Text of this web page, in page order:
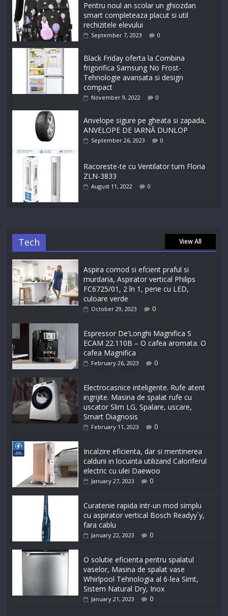
Pentru noul an scolar un ghiozdan
smart completeaza placut si util
rechizitele elevului
September 7, 2023 0
Black Friday oferta la Combina
frigorifica Samsung No Frost-
Tehnologie avansata si design
compact
November 9, 2022 0
Anvelope sigure pe gheata si zapada,
ANVELOPE DE IARNĂ DUNLOP
September 26, 2023 0
Racoreste-te cu Ventilator turn Floria
ZLN-3833
August 11, 2022 0
Tech View All
Aspira comod si efcient praful si
murdaria, Aspirator vertical Philips
FC6725/01, 2 în 1, perie cu LED,
culoare verde
October 29, 2023 0
Espressor De’Longhi Magnifica S
ECAM 22.110B – O cafea aromata. O
cafea Magnifica
February 26, 2023 0
Electrocasnice inteligente. Rufe atent
ingrijite. Masina de spalat rufe cu
uscator Slim LG, Spalare, uscare,
Smart Diagnosis
February 11, 2023 0
Incalzire eficienta, dar si mentinerea
caldurii in locuinta utilizand Caloriferul
electric cu ulei Daewoo
January 27, 2023 0
Curatenie rapida intr-un mod simplu
cu aspirator vertical Bosch Readyy`y,
fara cablu
January 22, 2023 0
O solutie eficienta pentru spalatul
vaselor, Masina de spalat vase
Whirlpool Tehnologia al 6-lea Simt,
Sistem Natural Dry, Inox
January 21, 2023 0